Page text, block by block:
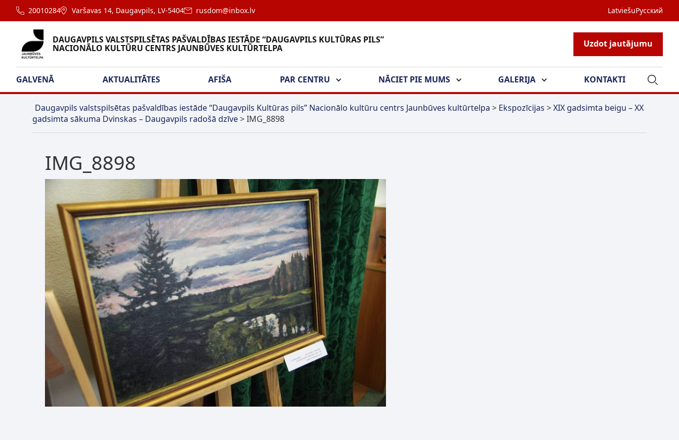
20010284 Varšavas 14, Daugavpils, LV-5404 rusdom@inbox.lv LatviešuРусский
DAUGAVPILS VALSTSPILSĒTAS PAŠVALDĪBAS IESTĀDE “DAUGAVPILS KULTŪRAS PILS”
NACIONĀLO KULTŪRU CENTRS JAUNBŪVES KULTŪRTELPA Uzdot jautājumu
GALVENĀ AKTUALITĀTES AFIŠA PAR CENTRU NĀCIET PIE MUMS GALERIJA KONTAKTI
Daugavpils valstspilsētas pašvaldības iestāde “Daugavpils Kultūras pils” Nacionālo kultūru centrs Jaunbūves kultūrtelpa > Ekspozīcijas >XIX gadsimta beigu – XX
gadsimta sākuma Dvinskas – Daugavpils radošā dzīve>IMG_8898
IMG_8898